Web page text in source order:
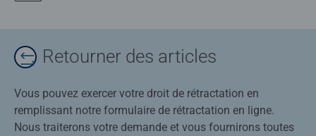
Retourner des articles
Vous pouvez exercer votre droit de rétractation en
remplissant notre formulaire de rétractation en ligne.
Nous traiterons votre demande et vous fournirons toutes